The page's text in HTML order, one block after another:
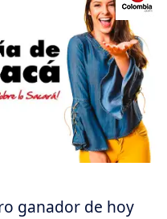
ganador de hoy